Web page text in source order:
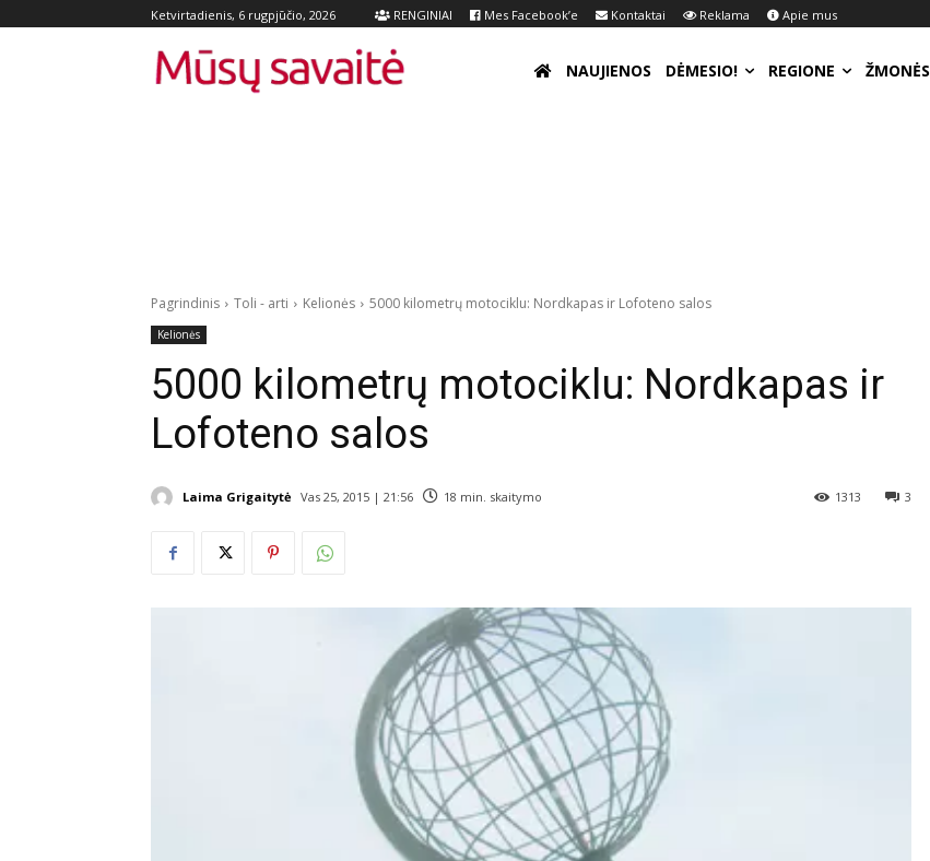
Ketvirtadienis, 6 rugpjūčio, 2026 RENGINIAI Mes Facebook’e Kontaktai Reklama Apie mus
NAUJIENOS DĖMESIO! REGIONE ŽMONĖS
Pagrindinis Toli - arti Kelionės 5000 kilometrų motociklu: Nordkapas ir Lofoteno salos
Kelionės
5000 kilometrų motociklu: Nordkapas ir
Lofoteno salos
Laima Grigaitytė Vas 25, 2015 | 21:56 18 min. skaitymo 3
1313